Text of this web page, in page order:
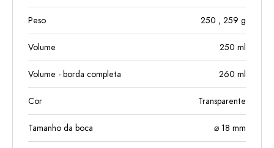
Peso 250 , 259 g
Volume 250 ml
Volume - borda completa 260 ml
Cor Transparente
Tamanho da boca ⌀ 18 mm